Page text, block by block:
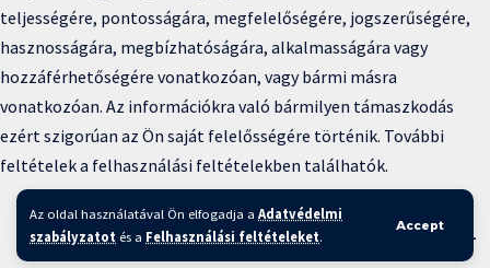
Az oldal használatával Ön elfogadja a Adatvédelmi
szabályzatot és a Felhasználási feltételeket.
Accept
teljességére, pontosságára, megfelelőségére, jogszerűségére,
hasznosságára, megbízhatóságára, alkalmasságára vagy
hozzáférhetőségére vonatkozóan, vagy bármi másra
vonatkozóan. Az információkra való bármilyen támaszkodás
ezért szigorúan az Ön saját felelősségére történik. További
feltételek a felhasználási feltételekben találhatók.
Copyright © 2025 BFKH.hu
Felhasználási feltételek –Adatvédelmi irányelvek – Kapcsolat –